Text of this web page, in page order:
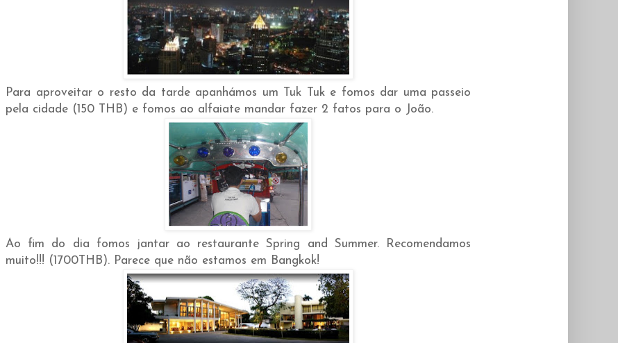
Para aproveitar o resto da tarde apanhámos um Tuk Tuk e fomos dar uma passeio
pela cidade (150 THB) e fomos ao alfaiate mandar fazer 2 fatos para o João.
Ao fim do dia fomos jantar ao restaurante Spring and Summer. Recomendamos
muito!!! (1700THB). Parece que não estamos em Bangkok!